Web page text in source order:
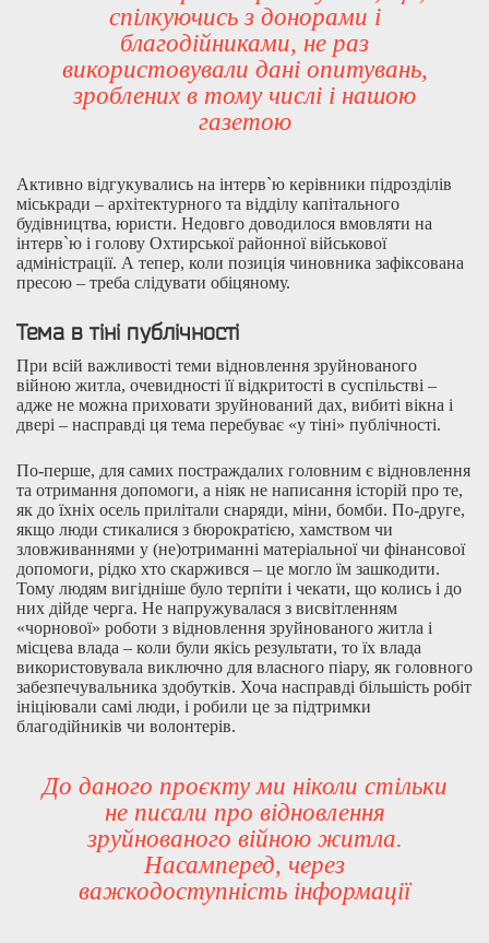
спілкуючись з донорами і
благодійниками, не раз
використовували дані опитувань,
зроблених в тому числі і нашою
газетою
Активно відгукувались на інтерв`ю керівники підрозділів
міськради – архітектурного та відділу капітального
будівництва, юристи. Недовго доводилося вмовляти на
інтерв`ю і голову Охтирської районної військової
адміністрації. А тепер, коли позиція чиновника зафіксована
пресою – треба слідувати обіцяному.
Тема в тіні публічності
При всій важливості теми відновлення зруйнованого
війною житла, очевидності її відкритості в суспільстві –
адже не можна приховати зруйнований дах, вибиті вікна і
двері – насправді ця тема перебуває «у тіні» публічності.
По-перше, для самих постраждалих головним є відновлення
та отримання допомоги, а ніяк не написання історій про те,
як до їхніх осель прилітали снаряди, міни, бомби. По-друге,
якщо люди стикалися з бюрократією, хамством чи
зловживаннями у (не)отриманні матеріальної чи фінансової
допомоги, рідко хто скаржився – це могло їм зашкодити.
Тому людям вигідніше було терпіти і чекати, що колись і до
них дійде черга. Не напружувалася з висвітленням
«чорнової» роботи з відновлення зруйнованого житла і
місцева влада – коли були якісь результати, то їх влада
використовувала виключно для власного піару, як головного
забезпечувальника здобутків. Хоча насправді більшість робіт
ініціювали самі люди, і робили це за підтримки
благодійників чи волонтерів.
До даного проєкту ми ніколи стільки
не писали про відновлення
зруйнованого війною житла.
Насамперед, через
важкодоступність інформації